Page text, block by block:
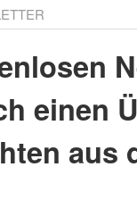
einen
aus